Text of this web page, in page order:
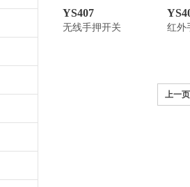
YS407
无线手押开关 红外
上一页